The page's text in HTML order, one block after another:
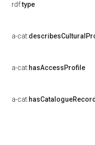
rdf:type
a-cat:
a-cat:hasAccessProfile
a-cat: